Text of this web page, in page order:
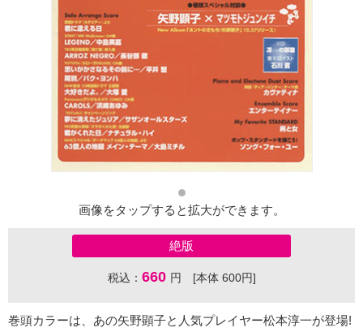
画像をタップすると拡大ができます。
絶版
税込： 660 円 [本体 600円]
巻頭カラーは、あの矢野顕子と人気プレイヤー松本淳一が登場!